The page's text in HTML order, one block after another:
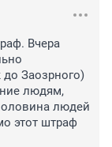
Вчера
до Заозрного)
людям,
людей
этот штраф